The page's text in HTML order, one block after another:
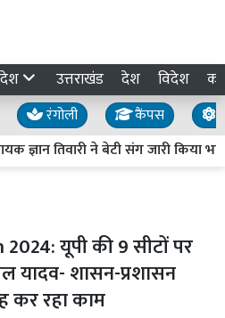
उत्तराखंड देश विदेश
रंगोली कैंपस
तिवारी ने बेटी संग जारी किया
यूपी की 9 सीटों पर
यादव- शासन-प्रशासन
कर रहा काम